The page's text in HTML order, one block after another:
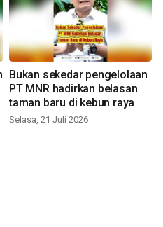
Bukan sekedar pengelolaan
PT MNR hadirkan belasan
taman baru di kebun raya
Selasa, 21 Juli 2026